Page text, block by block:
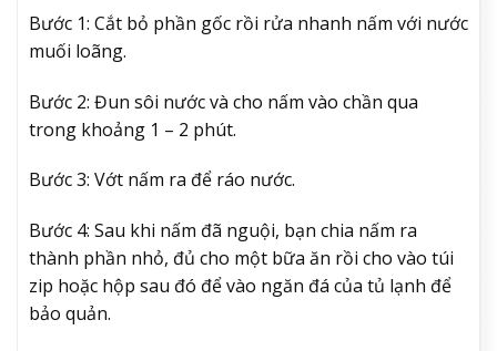
Bước 1: Cắt bỏ phần gốc rồi rửa nhanh nấm với nước
muối loãng.
Bước 2: Đun sôi nước và cho nấm vào chần qua
trong khoảng 1 – 2 phút.
Bước 3: Vớt nấm ra để ráo nước.
Bước 4: Sau khi nấm đã nguội, bạn chia nấm ra
thành phần nhỏ, đủ cho một bữa ăn rồi cho vào túi
zip hoặc hộp sau đó để vào ngăn đá của tủ lạnh để
bảo quản.